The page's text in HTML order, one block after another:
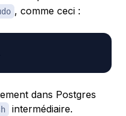
, comme ceci :
dans Postgres
intermédiaire.